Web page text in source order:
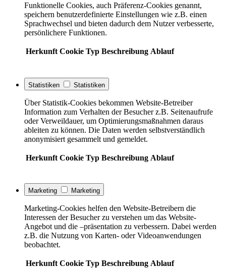
Funktionelle Cookies, auch Präferenz-Cookies genannt,
speichern benutzerdefinierte Einstellungen wie z.B. einen
Sprachwechsel und bieten dadurch dem Nutzer verbesserte,
persönlichere Funktionen.
Herkunft Cookie Typ Beschreibung Ablauf
Statistiken Statistiken
Über Statistik-Cookies bekommen Website-Betreiber
Information zum Verhalten der Besucher z.B. Seitenaufrufe
oder Verweildauer, um Optimierungsmaßnahmen daraus
ableiten zu können. Die Daten werden selbstverständlich
anonymisiert gesammelt und gemeldet.
Herkunft Cookie Typ Beschreibung Ablauf
Marketing Marketing
Marketing-Cookies helfen den Website-Betreibern die
Interessen der Besucher zu verstehen um das Website-
Angebot und die –präsentation zu verbessern. Dabei werden
z.B. die Nutzung von Karten- oder Videoanwendungen
beobachtet.
Herkunft Cookie Typ Beschreibung Ablauf